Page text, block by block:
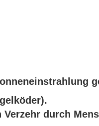
durch